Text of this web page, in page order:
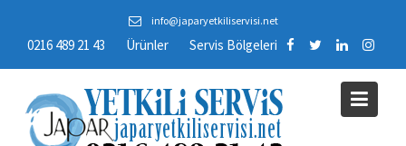
content
info@japaryetkiliservisi.net
0216 489 21 43 Ürünler Servis Bölgeleri